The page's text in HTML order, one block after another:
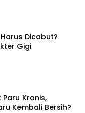
Dicabut?
Gigi
Paru Kronis,
Kembali Bersih?